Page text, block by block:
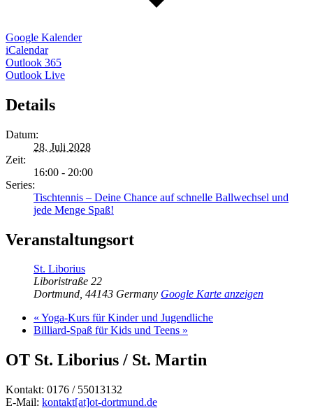
Google Kalender
iCalendar
Outlook 365
Outlook Live
Details
Datum:
28. Juli 2028
Zeit:
16:00 - 20:00
Series:
Tischtennis – Deine Chance auf schnelle Ballwechsel und
jede Menge Spaß!
Veranstaltungsort
St. Liborius
Liboristraße 22
Dortmund, 44143 Germany Google Karte anzeigen
« Yoga-Kurs für Kinder und Jugendliche
Billiard-Spaß für Kids und Teens »
OT St. Liborius / St. Martin
Kontakt: 0176 / 55013132
E-Mail: kontakt[at]ot-dortmund.de